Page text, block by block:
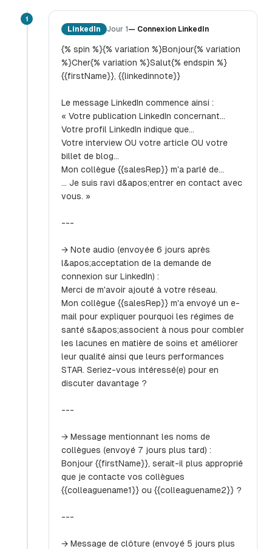
1
LinkedIn Jour 1 — Connexion LinkedIn
{% spin %}{% variation %}Bonjour{% variation
%}Cher{% variation %}Salut{% endspin %}
{{firstName}}, {{linkedinnote}}
Le message LinkedIn commence ainsi :
« Votre publication LinkedIn concernant…
Votre profil LinkedIn indique que…
Votre interview OU votre article OU votre
billet de blog…
Mon collègue {{salesRep}} m'a parlé de…
… Je suis ravi d&apos;entrer en contact avec
vous. »
---
→ Note audio (envoyée 6 jours après
l&apos;acceptation de la demande de
connexion sur LinkedIn) :
Merci de m'avoir ajouté à votre réseau.
Mon collègue {{salesRep}} m'a envoyé un e-
mail pour expliquer pourquoi les régimes de
santé s&apos;associent à nous pour combler
les lacunes en matière de soins et améliorer
leur qualité ainsi que leurs performances
STAR. Seriez-vous intéressé(e) pour en
discuter davantage ?
---
→ Message mentionnant les noms de
collègues (envoyé 7 jours plus tard) :
Bonjour {{firstName}}, serait-il plus approprié
que je contacte vos collègues
{{colleaguename1}} ou {{colleaguename2}} ?
---
→ Message de clôture (envoyé 5 jours plus